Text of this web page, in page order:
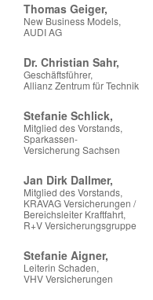
Thomas Geiger,
New Business Models,
AUDI AG
Dr. Christian Sahr,
Geschäftsführer,
Allianz Zentrum für Technik
Stefanie Schlick,
Mitglied des Vorstands,
Sparkassen-
Versicherung Sachsen
Jan Dirk Dallmer,
Mitglied des Vorstands,
KRAVAG Versicherungen /
Bereichsleiter Kraftfahrt,
R+V Versicherungsgruppe
Stefanie Aigner,
Leiterin Schaden,
VHV Versicherungen